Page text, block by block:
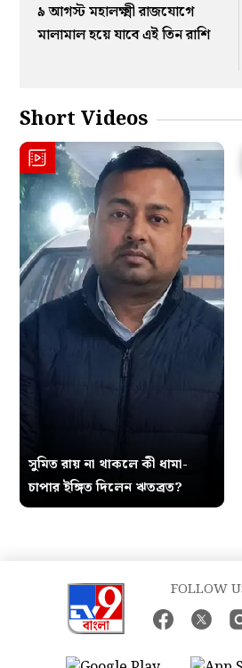
৯ আগস্ট মহালক্ষ্মী রাজযোগে
মালামাল হয়ে যাবে এই তিন রাশি
Short Videos
সুমিত রায় না থাকলে কী ধামা-
চাপার ইঙ্গিত দিলেন ঋতব্রত?
FOLLOW